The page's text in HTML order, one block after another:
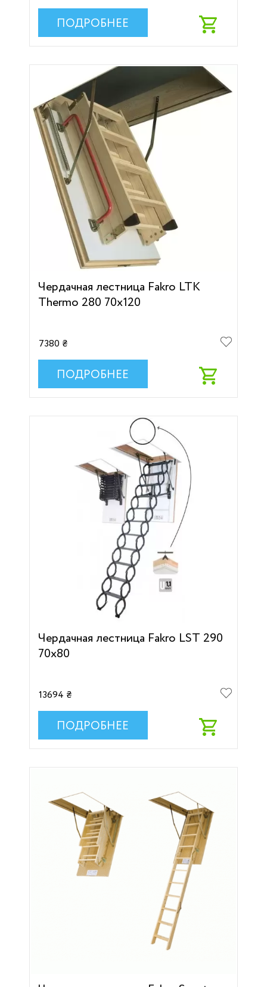
ПОДРОБНЕЕ
Чердачная лестница Fakro LTK
Thermo 280 70х120
7380 ₴
ПОДРОБНЕЕ
Чердачная лестница Fakro LST 290
70х80
13694 ₴
ПОДРОБНЕЕ